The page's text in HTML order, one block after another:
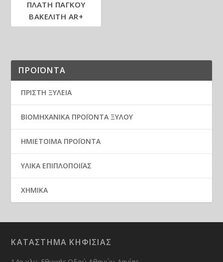
ΠΛΑΤΗ ΠΑΓΚΟΥ
ΒΑΚΕΛΙΤΗ AR+
ΠΡΟΪΟΝΤΑ
ΠΡΙΣΤΗ ΞΥΛΕΙΑ
ΒΙΟΜΗΧΑΝΙΚΑ ΠΡΟΪΟΝΤΑ ΞΥΛΟΥ
ΗΜΙΕΤΟΙΜΑ ΠΡΟΪΟΝΤΑ
ΥΛΙΚΑ ΕΠΙΠΛΟΠΟΙΪΑΣ
ΧΗΜΙΚΑ
ΚΑΤΑΣΤΗΜΑ ΚΗΦΙΣΙΑΣ